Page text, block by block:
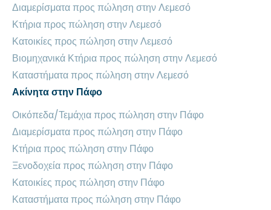
Διαμερίσματα προς πώληση στην Λεμεσό
Κτήρια προς πώληση στην Λεμεσό
Κατοικίες προς πώληση στην Λεμεσό
Βιομηχανικά Κτήρια προς πώληση στην Λεμεσό
Καταστήματα προς πώληση στην Λεμεσό
Ακίνητα στην Πάφο
Οικόπεδα/Τεμάχια προς πώληση στην Πάφο
Διαμερίσματα προς πώληση στην Πάφο
Κτήρια προς πώληση στην Πάφο
Ξενοδοχεία προς πώληση στην Πάφο
Κατοικίες προς πώληση στην Πάφο
Καταστήματα προς πώληση στην Πάφο